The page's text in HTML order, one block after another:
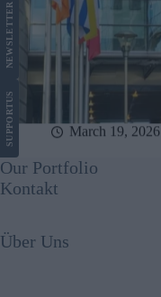
March 19, 2026
SUPPORT
US
NEWS
LETTER
Our Portfolio
Kontakt
Über Uns